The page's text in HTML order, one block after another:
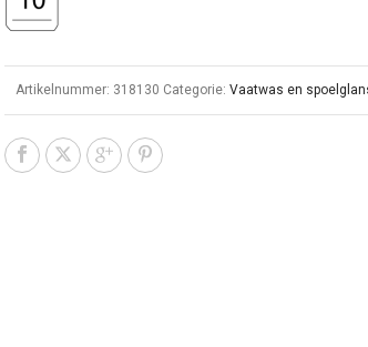
Artikelnummer: 318130 Categorie:Vaatwas en